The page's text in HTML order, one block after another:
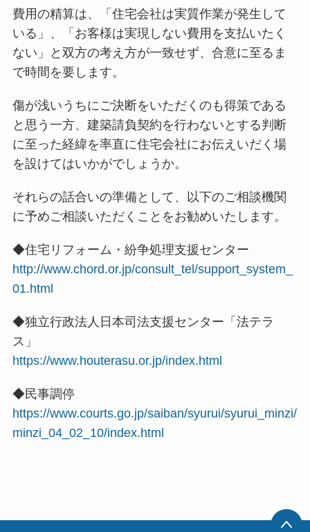
費用の精算は、「住宅会社は実質作業が発生して
いる」、「お客様は実現しない費用を支払いたく
ない」と双方の考え方が一致せず、合意に至るま
で時間を要します。
傷が浅いうちにご決断をいただくのも得策である
と思う一方、建築請負契約を行わないとする判断
に至った経緯を率直に住宅会社にお伝えいだく場
を設けてはいかがでしょうか。
それらの話合いの準備として、以下のご相談機関
に予めご相談いただくことをお勧めいたします。
◆住宅リフォーム・紛争処理支援センター
http://www.chord.or.jp/consult_tel/support_system_
01.html
◆独立行政法人日本司法支援センター「法テラ
ス」
https://www.houterasu.or.jp/index.html
◆民事調停
https://www.courts.go.jp/saiban/syurui/syurui_minzi/
minzi_04_02_10/index.html